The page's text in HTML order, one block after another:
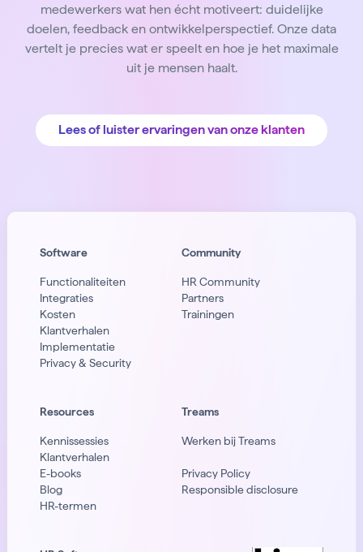
medewerkers wat hen écht motiveert: duidelijke
doelen, feedback en ontwikkelperspectief. Onze data
vertelt je precies wat er speelt en hoe je het maximale
uit je mensen haalt.
Lees of luister ervaringen van onze klanten
Software
Functionaliteiten
Integraties
Kosten
Klantverhalen
Implementatie
Privacy & Security
Community
HR Community
Partners
Trainingen
Resources
Kennissessies
Klantverhalen
E-books
Blog
HR-termen
Treams
Werken bij Treams
Privacy Policy
Responsible disclosure